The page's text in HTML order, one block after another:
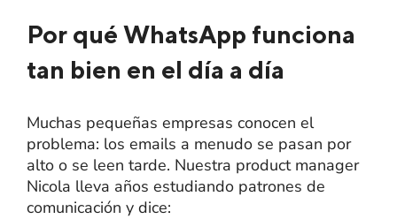
Por qué WhatsApp funciona
tan bien en el día a día
Muchas pequeñas empresas conocen el
problema: los emails a menudo se pasan por
alto o se leen tarde. Nuestra product manager
Nicola lleva años estudiando patrones de
comunicación y dice: